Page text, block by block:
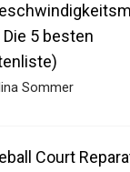
5 besten
Sommer
Court